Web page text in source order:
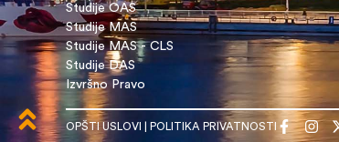
Studije OAS
Studije MAS
Studije MAS - CLS
Studije DAS
Izvršno Pravo
OPŠTI USLOVI POLITIKA PRIVATNOSTI